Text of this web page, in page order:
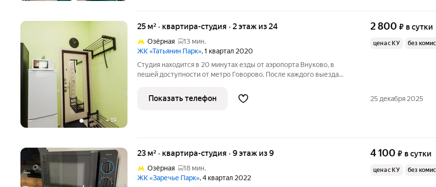
+19
25 м² · квартира-студия · 2 этаж из 24
Озёрная
13 мин.
ЖК «Татьянин Парк», 1 квартал 2020
Студия находится в 20 минутах езды от аэропорта Внуково, в
пешей доступности от метро Говорово. После каждого выезда
Кондиционер - Стиральная машина - Телевизор со SMART TV и
множеством каналов -
2 800 ₽ в сутки
цена с КУ без
Показать телефон 25 декабря 2025
23 м² · квартира-студия · 9 этаж из 9
Озёрная
18 мин.
ЖК «Заречье Парк», 4 квартал 2022
4 100 ₽ в сутки
цена с КУ без